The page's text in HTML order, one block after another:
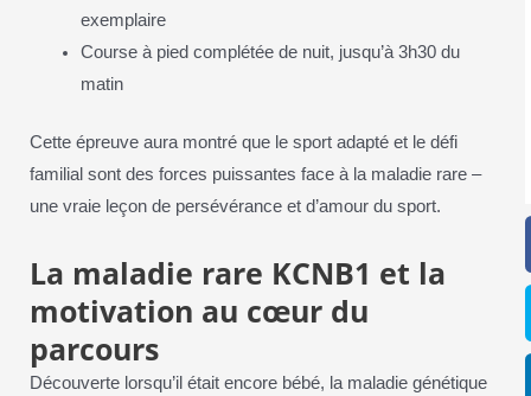
exemplaire
Course à pied complétée de nuit, jusqu’à 3h30 du
matin
Cette épreuve aura montré que le sport adapté et le défi
familial sont des forces puissantes face à la maladie rare –
une vraie leçon de persévérance et d’amour du sport.
La maladie rare KCNB1 et la
motivation au cœur du
parcours
Découverte lorsqu’il était encore bébé, la maladie génétique